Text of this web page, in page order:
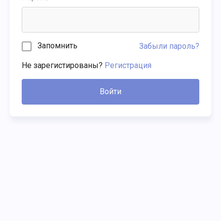
Запомнить Забыли пароль?
Не зарегистированы? Регистрация